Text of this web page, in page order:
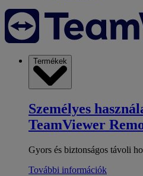
Termékek
Személyes
TeamViewer
Gyors és biztonságos távoli
További információk